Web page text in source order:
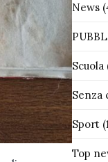
News
Scuola
Senza
Sport
Top